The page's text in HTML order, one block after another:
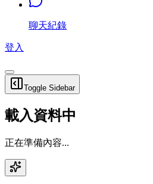
聊天紀錄
登入
Toggle Sidebar
載入資料中
正在準備內容...